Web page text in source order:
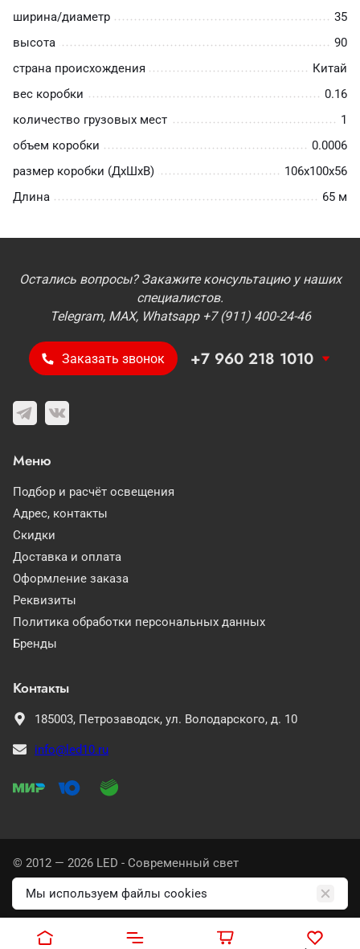
ширина/диаметр
35
высота
90
страна происхождения
Китай
вес коробки
0.16
количество грузовых мест
1
объем коробки
0.0006
размер коробки (ДхШхВ)
106х100х56
Длина
65 м
Остались вопросы? Закажите консультацию у наших
специалистов.
Telegram, MAX, Whatsapp +7 (911) 400-24-46
Заказать звонок +7 960 218 1010
Меню
Подбор и расчёт освещения
Адрес, контакты
Скидки
Доставка и оплата
Оформление заказа
Реквизиты
Политика обработки персональных данных
Бренды
Контакты
185003, Петрозаводск, ул. Володарского, д. 10
info@led10.ru
© 2012 — 2026 LED - Современный свет
Политика конфиденциальности
Мы используем файлы cookies